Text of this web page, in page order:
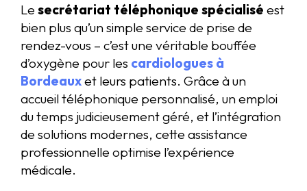
Le secrétariat téléphonique spécialisé est
bien plus qu’un simple service de prise de
rendez-vous – c’est une véritable bouffée
d’oxygène pour les cardiologues à
Bordeauxet leurs patients. Grâce à un
accueil téléphonique personnalisé, un emploi
du temps judicieusement géré, et l’intégration
de solutions modernes, cette assistance
professionnelle optimise l’expérience
médicale.